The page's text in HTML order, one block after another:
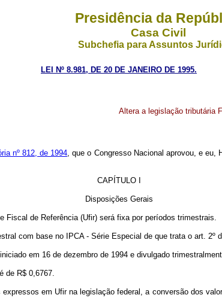
Presidência da
Casa Civil
Subchefia para Assuntos
LEI Nº 8.981, DE 20 DE JANEIRO DE 1995.
Altera a legislação tributária
nº 812, de 1994, que o Congresso Nacional aprovou, e eu,
CAPÍTULO I
Disposições Gerais
Fiscal de Referência (Ufir) será fixa por períodos trimestrais.
com base no IPCA - Série Especial de que trata o art. 2º
em 16 de dezembro de 1994 e divulgado
de R$ 0,6767.
em Ufir na legislação federal, a conversão dos